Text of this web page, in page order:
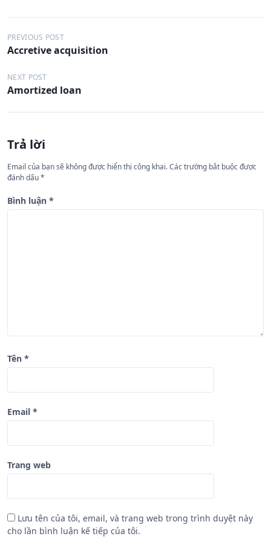
Đ
i
ề
u
h
ớ
n
g
b
PREVIOUS POST
Accretive acquisition
NEXT POST
Amortized loan
Trả lời
Email của bạn sẽ không được hiển thị công khai.Các trường bắt buộc được
đánh dấu*
Bình luận *
Tên *
Email *
Trang web
Lưu tên của tôi, email, và trang web trong trình duyệt này
cho lần bình luận kế tiếp của tôi.